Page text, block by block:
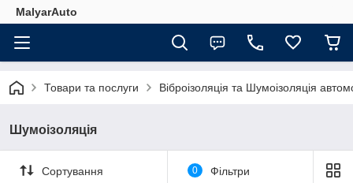
MalyarAuto
Товари та послуги Віброізоляція та Шумоізоляція
Шумоізоляція
Сортування 0 Фільтри